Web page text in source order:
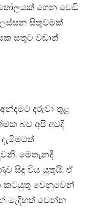
ගෙන වෙඩි
සිතුවමක්
සතුට වඩාත්
දරුවා තුළ
බව අපි අවදි
මෙතැනදී
සිදු විය යුතුයි. ඒ
කටයුතු වෙනුවෙන්
මැදිහත් වෙන්න